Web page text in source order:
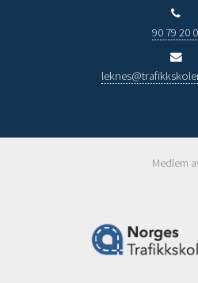
90 79 20
Medlem